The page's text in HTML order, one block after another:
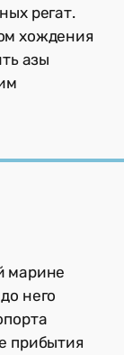
регат.
хождения
азы
марине
него
прибытия